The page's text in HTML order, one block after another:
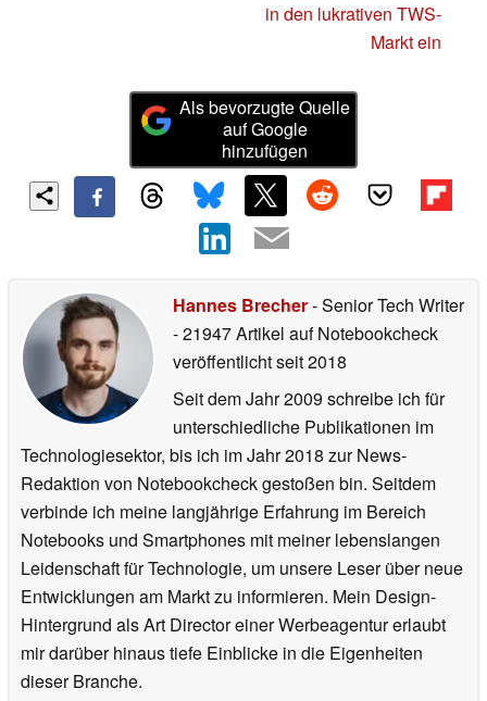
in den lukrativen TWS-
Markt ein
Als bevorzugte Quelle
auf Google
hinzufügen
Hannes Brecher- Senior Tech Writer
- 21947 Artikel auf Notebookcheck
veröffentlichtseit 2018
Seit dem Jahr 2009 schreibe ich für
unterschiedliche Publikationen im
Technologiesektor, bis ich im Jahr 2018 zur News-
Redaktion von Notebookcheck gestoßen bin. Seitdem
verbinde ich meine langjährige Erfahrung im Bereich
Notebooks und Smartphones mit meiner lebenslangen
Leidenschaft für Technologie, um unsere Leser über neue
Entwicklungen am Markt zu informieren. Mein Design-
Hintergrund als Art Director einer Werbeagentur erlaubt
mir darüber hinaus tiefe Einblicke in die Eigenheiten
dieser Branche.